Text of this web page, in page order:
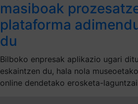
masiboak
plataforma
du
Bilboko enpresak aplikazio ugari
eskaintzen du, hala nola
online dendetako erosketa-